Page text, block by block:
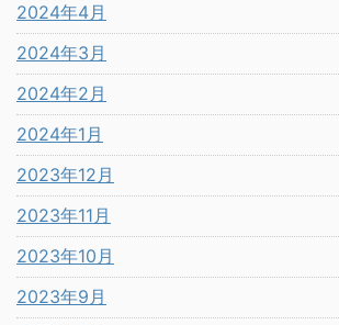
2024年4月
2024年3月
2024年2月
2024年1月
2023年12月
2023年11月
2023年10月
2023年9月